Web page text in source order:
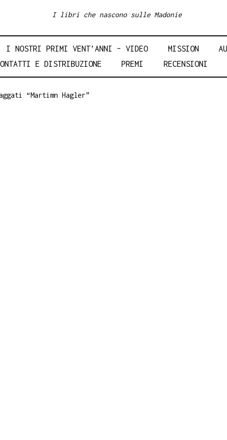
I libri che nascono sulle Madonie
I NOSTRI PRIMI VENT’ANNI – VIDEO MISSION
E DISTRIBUZIONE
PREMI RECENSIONI
“Martimn Hagler”